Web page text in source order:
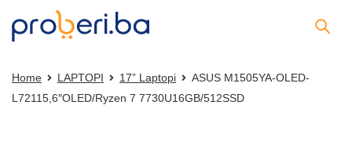
Home LAPTOPI 17” Laptopi
ASUS M1505YA-OLED-
L72115,6″OLED/Ryzen 7 7730U16GB/512SSD